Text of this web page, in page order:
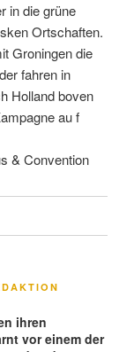
in die grüne
Ortschaften.
Groningen die
fahren in
Holland boven
au f
& Convention
ihren
vor einem der